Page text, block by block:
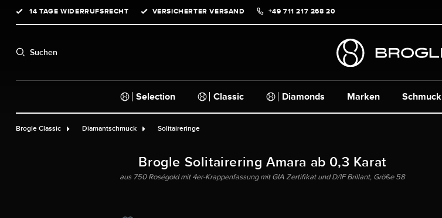
Zur Hauptnavigation springen
14 TAGE WIDERRUFSRECHT VERSICHERTER VERSAND +49 711 217 268 20
Suchen
Selection Classic Diamonds Marken Schmuck
Brogle Classic Diamantschmuck Solitaireringe
Brogle Solitairering Amara ab 0,3 Karat
aus 750 Roségold mit 4er-Krappenfassung mit GIA Zertifikat und D/IF Brillant, Größe 58